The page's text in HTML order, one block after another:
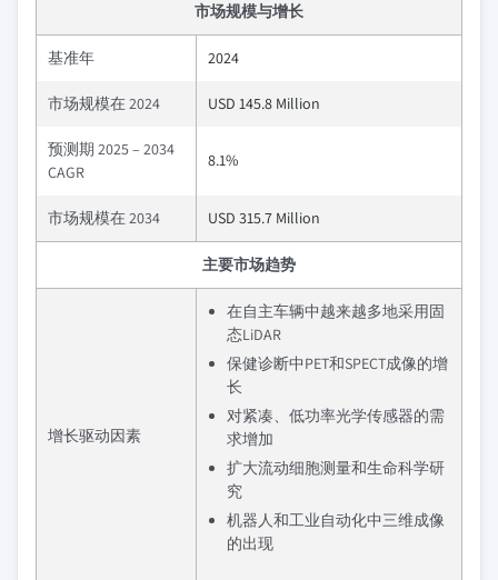
市场规模与增长
基准年 2024
市场规模在 2024 USD 145.8 Million
预测期 2025 – 2034
CAGR
8.1%
市场规模在 2034 USD 315.7 Million
主要市场趋势
增长驱动因素
在自主车辆中越来越多地采用固
态LiDAR
保健诊断中PET和SPECT成像的增
长
对紧凑、低功率光学传感器的需
求增加
扩大流动细胞测量和生命科学研
究
机器人和工业自动化中三维成像
的出现